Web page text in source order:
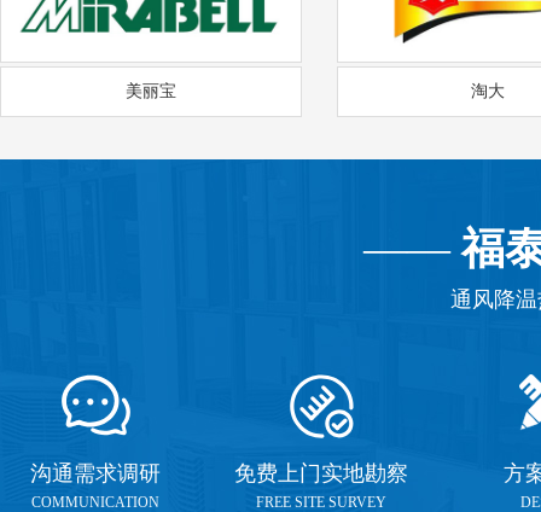
美丽宝 淘大
——福
通风降
沟通需求调研
COMMUNICATION
免费上门实地勘察
FREE SITE SURVEY
方